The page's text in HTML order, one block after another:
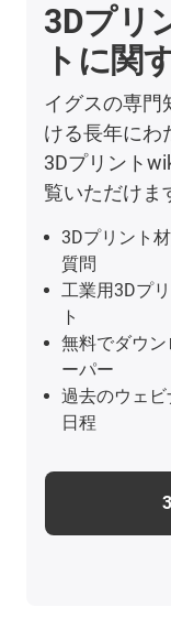
3Dプリ
トに関
イグスの専門
ける長年にわ
3Dプリント
覧いただけま
3Dプリント
質問
工業用3Dプ
ト
無料でダウ
ーパー
過去のウェ
日程